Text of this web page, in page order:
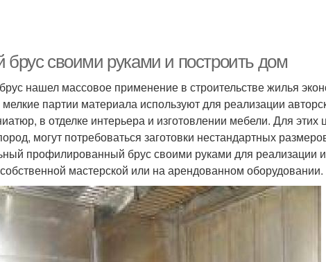
брус своими руками и построить дом
нашел массовое применение в строительстве жилья
партии материала используют для реализации
в отделке интерьера и изготовлении мебели. Для этих
могут потребоваться заготовки нестандартных
профилированный брус своими руками для реализации
мастерской или на арендованном оборудовании.